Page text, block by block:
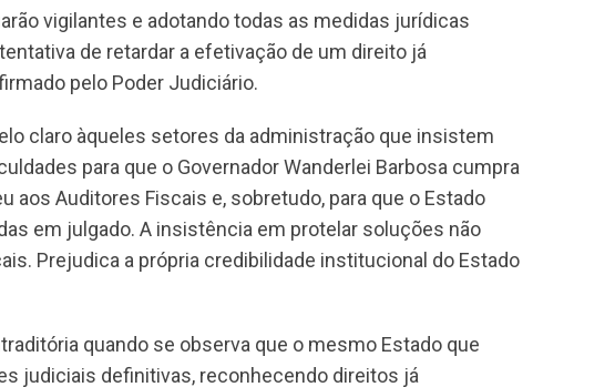
vigilantes e adotando todas as medidas jurídicas
de retardar a efetivação de um direito já
pelo Poder Judiciário.
claro àqueles setores da administração que insistem
para que o Governador Wanderlei Barbosa cumpra
aos Auditores Fiscais e, sobretudo, para que o Estado
em julgado. A insistência em protelar soluções não
Prejudica a própria credibilidade institucional do Estado
quando se observa que o mesmo Estado que
judiciais definitivas, reconhecendo direitos já